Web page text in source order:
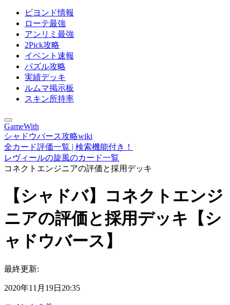
ビヨンド情報
ローテ最強
アンリミ最強
2Pick攻略
イベント速報
パズル攻略
実績デッキ
ルムマ掲示板
スキン所持率
GameWith
シャドウバース攻略wiki
全カード評価一覧 | 検索機能付き！
レヴィールの旋風のカード一覧
コネクトエンジニアの評価と採用デッキ
【シャドバ】コネクトエンジ
ニアの評価と採用デッキ【シ
ャドウバース】
最終更新:
2020年11月19日20:35